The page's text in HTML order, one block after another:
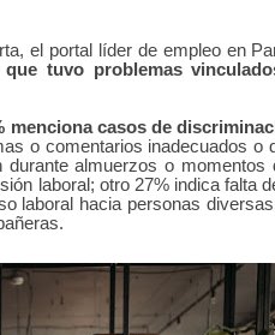
el portal líder de empleo en
tuvo problemas
menciona casos de
o comentarios inadecuados o
almuerzos o momentos
laboral; otro 27% indica falta
laboral hacia personas